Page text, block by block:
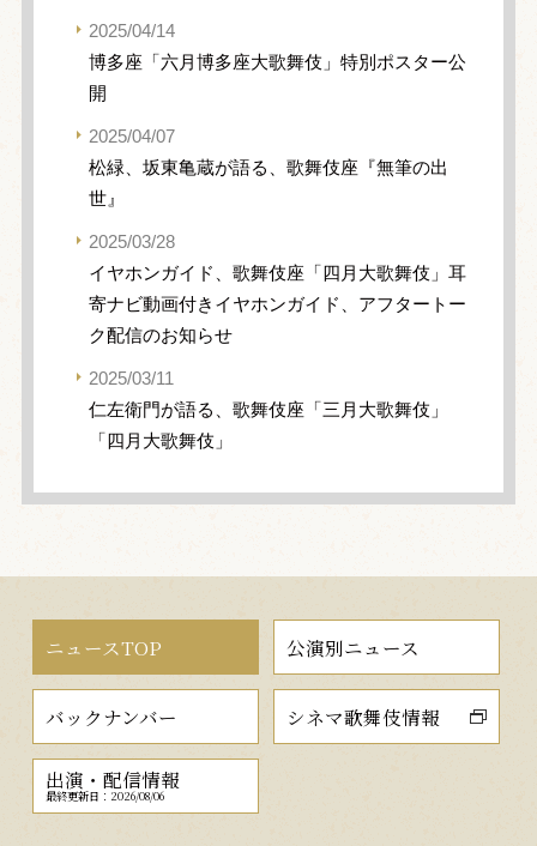
2025/04/14
博多座「六月博多座大歌舞伎」特別ポスター公
開
2025/04/07
松緑、坂東亀蔵が語る、歌舞伎座『無筆の出
世』
2025/03/28
イヤホンガイド、歌舞伎座「四月大歌舞伎」耳
寄ナビ動画付きイヤホンガイド、アフタートー
ク配信のお知らせ
2025/03/11
仁左衛門が語る、歌舞伎座「三月大歌舞伎」
「四月大歌舞伎」
ニュースTOP 公演別ニュース
バックナンバー シネマ歌舞伎情報
出演・配信情報
最終更新日：2026/08/06